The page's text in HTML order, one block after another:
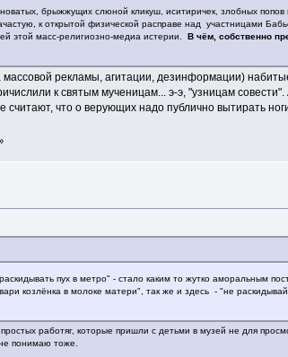
брыжжущих слюной кликуш, иситиричек, злобных попов
к открытой физической расправе над участницами
этой масс-религиозно-медиа истерии.В чём, собственно
рекламы, агитации, дезинформации)
к святым мученицам... э-э, "узницам совести".
что о верующих надо публично вытирать
пух в метро" - стало каким то жутко аморальным
козлёнка в молоке матери", так же и здесь - "не
работяг, которые пришли с детьми в музей не для
понимаю тоже.